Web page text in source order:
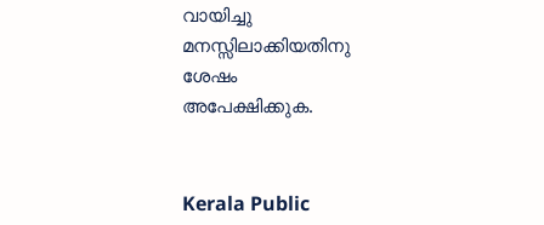
വായിച്ചു
മനസ്സിലാക്കിയതിനു
ശേഷം
അപേക്ഷിക്കുക.
Kerala Public